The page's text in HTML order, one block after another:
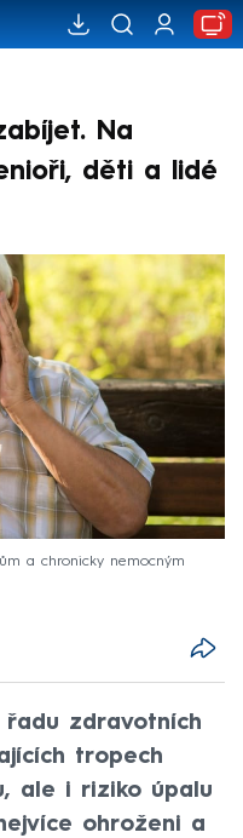
Na
děti a lidé
a chronicky nemocným
zdravotních
tropech
ale i riziko úpalu
ohroženi a